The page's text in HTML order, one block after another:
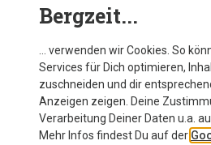
Bergzeit...
… verwenden wir Cookies. So
Services für Dich optimieren,
zuschneiden und dir
Anzeigen zeigen. Deine
Verarbeitung Deiner Daten u.a.
Mehr Infos findest Du auf der